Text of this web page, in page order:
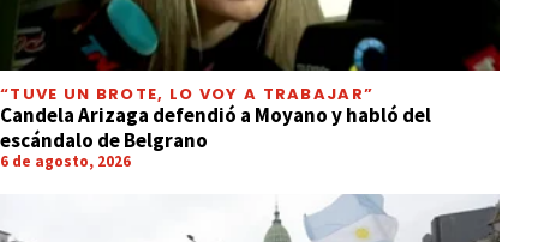
“TUVE UN BROTE, LO VOY A TRABAJAR”
Candela Arizaga defendió a Moyano y habló del
escándalo de Belgrano
6 de agosto, 2026